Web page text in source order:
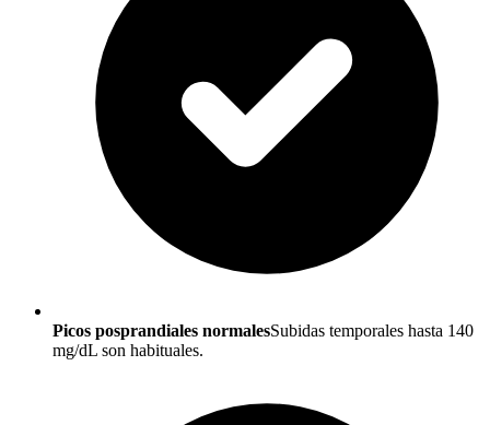
Picos posprandiales normalesSubidas temporales hasta 140
mg/dL son habituales.